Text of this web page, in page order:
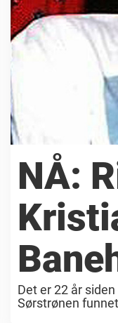
NÅ:
Det er 22 år
Sørstrønen